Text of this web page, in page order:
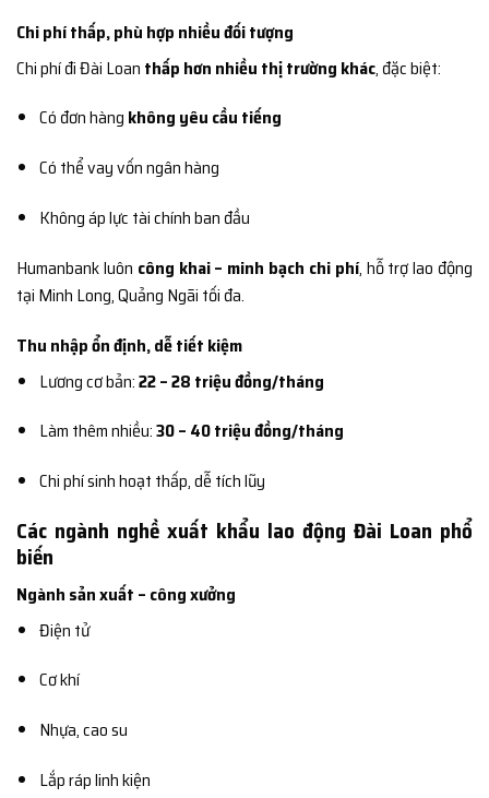
Chi phí thấp, phù hợp nhiều đối tượng
Chi phí đi Đài Loan thấp hơn nhiều thị trường khác, đặc biệt:
Có đơn hàng không yêu cầu tiếng
Có thể vay vốn ngân hàng
Không áp lực tài chính ban đầu
Humanbank luôn công khai – minh bạch chi phí, hỗ trợ lao động
tại Minh Long, Quảng Ngãi tối đa.
Thu nhập ổn định, dễ tiết kiệm
Lương cơ bản:22 – 28 triệu đồng/tháng
Làm thêm nhiều:30 – 40 triệu đồng/tháng
Chi phí sinh hoạt thấp, dễ tích lũy
Các ngành nghề xuất khẩu lao động Đài Loan phổ
biến
Ngành sản xuất – công xưởng
Điện tử
Cơ khí
Nhựa, cao su
Lắp ráp linh kiện